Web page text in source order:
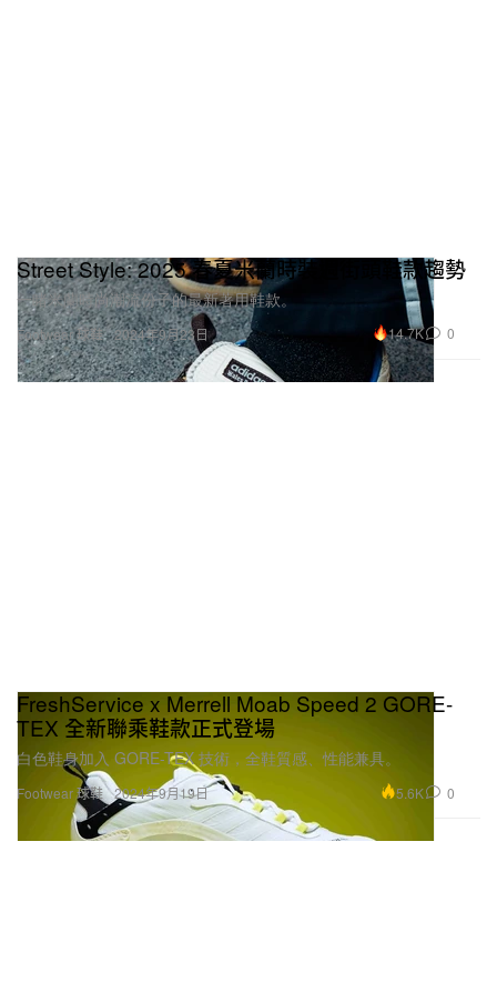
Footwear 球鞋
Street Style: 2025 春夏米蘭時裝週街頭鞋款趨勢
一睹米蘭時尚潮流份子的最新著用鞋款。
2024年9月23日 14.7K 0
Footwear 球鞋
FreshService x Merrell Moab Speed 2 GORE-
TEX 全新聯乘鞋款正式登場
白色鞋身加入 GORE-TEX 技術，全鞋質感、性能兼具。
2024年9月19日 5.6K 0